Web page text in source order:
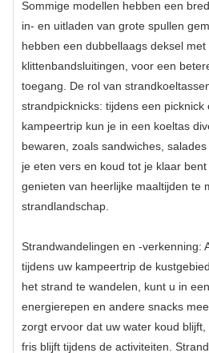
Sommige modellen hebben een
in- en uitladen van grote spullen
hebben een dubbellaags deksel
klittenbandsluitingen, voor een
toegang. De rol van
strandpicknicks: tijdens een
kampeertrip kun je in een koeltas
bewaren, zoals sandwiches,
je eten vers en koud tot je klaar
genieten van heerlijke maaltijden te
strandlandschap.
Strandwandelingen en -verkenning:
tijdens uw kampeertrip de
het strand te wandelen, kunt u in
energierepen en andere snacks
zorgt ervoor dat uw water koud
fris blijft tijdens de activiteiten.